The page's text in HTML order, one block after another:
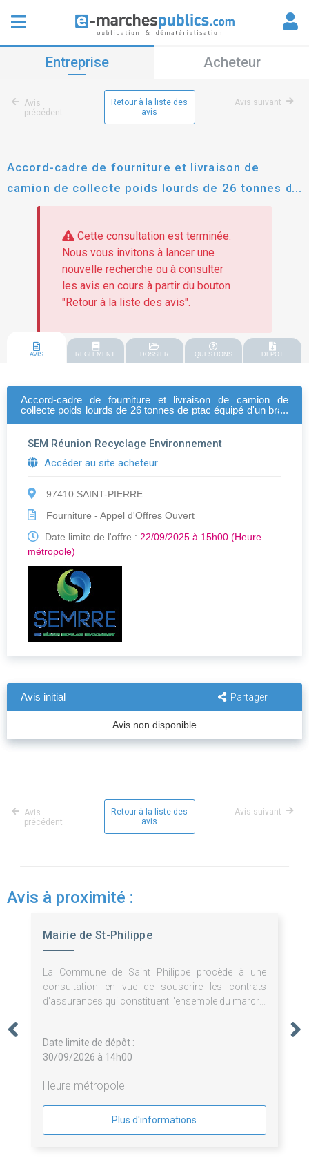
Entreprise Acheteur
Avis
précédent
Retour à la liste des
avis
Avis suivant
Accord-cadre de fourniture et livraison de
camion de collecte poids lourds de 26 tonnes de
ptac équipé d'un bras de levage amovible, d'une
benne amovible et d'une grue auxiliaire
hydraulique au profit de la semrre
Cette consultation est terminée.
Nous vous invitons à lancer une
nouvelle recherche ou à consulter
les avis en cours à partir du bouton
"Retour à la liste des avis".
AVIS REGLEMENT DOSSIER QUESTIONS DEPOT
Accord-cadre de fourniture et livraison de camion de
collecte poids lourds de 26 tonnes de ptac équipé d'un bras
SEM Réunion Recyclage Environnement
Accéder au site acheteur
97410 SAINT-PIERRE
Fourniture - Appel d'Offres Ouvert
Date limite de l'offre : 22/09/2025 à 15h00 (Heure
métropole)
Avis initial Partager
Avis non disponible
Avis
précédent
Retour à la liste des
avis
Avis suivant
Avis à proximité :
Mairie de St-Philippe
La Commune de Saint Philippe procède à une
consultation en vue de souscrire les contrats
d'assurances qui constituent l'ensemble du marché
Date limite de dépôt :
30/09/2026 à 14h00
Heure métropole
Plus d'informations